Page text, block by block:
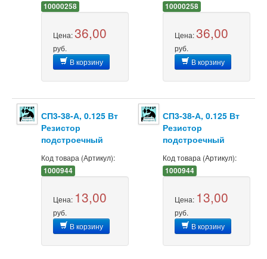
10000258
Цена:36,00
руб.
В корзину
10000258
Цена:36,00
руб.
В корзину
СП3-38-А, 0.125 Вт
Резистор
подстроечный
Код товара (Артикул):
1000944
Цена: 13,00
руб.
В корзину
СП3-38-А, 0.125 Вт
Резистор
подстроечный
Код товара (Артикул):
1000944
Цена: 13,00
руб.
В корзину